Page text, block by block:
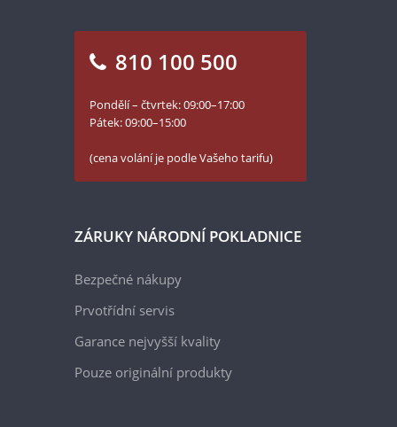
810 100 500
Pondělí – čtvrtek: 09:00–17:00
Pátek: 09:00–15:00
(cena volání je podle Vašeho tarifu)
ZÁRUKY NÁRODNÍ POKLADNICE
Bezpečné nákupy
Prvotřídní servis
Garance nejvyšší kvality
Pouze originální produkty